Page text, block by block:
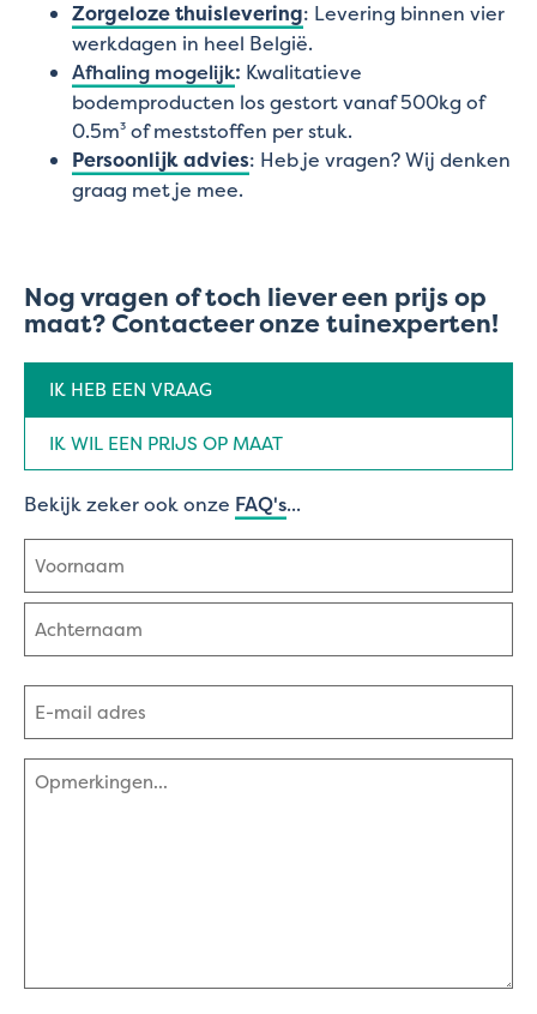
Zorgeloze thuislevering: Levering binnen vier
werkdagen in heel België.
Afhaling mogelijk: Kwalitatieve
bodemproducten los gestort vanaf 500kg of
0.5m³ of meststoffen per stuk.
Persoonlijk advies: Heb je vragen? Wij denken
graag met je mee.
Nog vragen of toch liever een prijs op
maat? Contacteer onze tuinexperten!
Aanvraag
type
(Vereist)
IK HEB EEN VRAAG
IK WIL EEN PRIJS OP MAAT
Bekijk zeker ook onze FAQ's...
Naam
(Vereist)
Voornaam
E-
mailadres
(Vereist)
Opmerkingen
(Vereist)